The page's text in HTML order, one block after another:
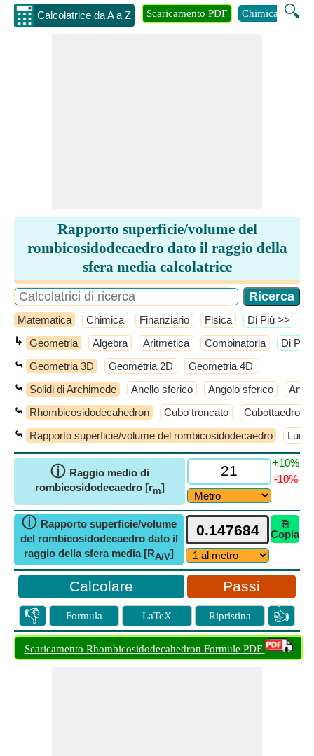
Calcolatrice da A a Z 🔍
Scaricamento PDF Chimica
Rapporto superficie/volume del
rombicosidodecaedro dato il raggio della
sfera media calcolatrice
Matematica Chimica Finanziario Fisica ​Di Più >>
↳ Geometria Algebra Aritmetica Combinatoria ​Di Più
⤿ Geometria 3D Geometria 2D Geometria 4D
⤿ Solidi di Archimede Anello sferico Angolo sferico
⤿ Rhombicosidodecahedron Cubo troncato Cubottaedro
⤿ Rapporto superficie/volume del rombicosidodecaedro
ⓘ Raggio medio di
rombicosidodecaedro [rm]
+10%
-10%
ⓘ Rapporto superficie/volume
del rombicosidodecaedro dato il
raggio della sfera media [RA/V]
⎘
Copia
Passi
👎 Formula LaTeX Ripristina 👍
Scaricamento Rhombicosidodecahedron Formule PDF